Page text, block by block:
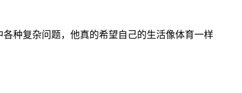
种复杂问题，他真的希望自己的生活像体育一样